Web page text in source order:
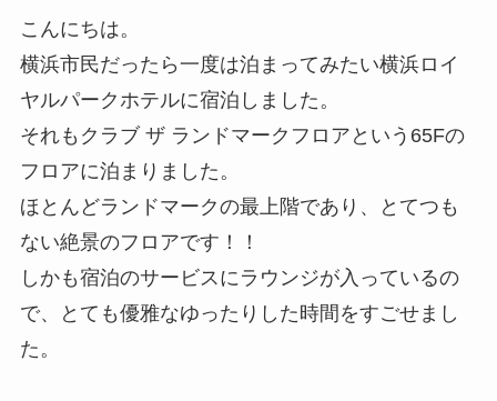
こんにちは。
横浜市民だったら一度は泊まってみたい横浜ロイ
ヤルパークホテルに宿泊しました。
それもクラブ ザ ランドマークフロアという65Fの
フロアに泊まりました。
ほとんどランドマークの最上階であり、とてつも
ない絶景のフロアです！！
しかも宿泊のサービスにラウンジが入っているの
で、とても優雅なゆったりした時間をすごせまし
た。